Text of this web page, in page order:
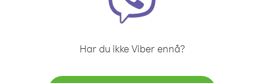
Har du ikke Viber ennå?